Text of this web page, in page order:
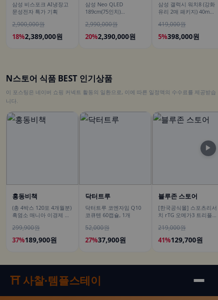
삼성 비스포크 AI냉장고
문성전자 특가 기획
2,900,000원
18%2,389,000원
삼성 Neo QLED
189cm(75인치)
TV
2,990,000원
20%2,390,000원
삼성 갤럭시 워치8 (강화
유리 2매 패키지) 40mm
L320
419,000원
5%398,000원
N스토어 식품 BEST 인기상품
이 포스팅은 네이버 쇼핑 커넥트 활동의 일환으로, 이에 따른 일정액의 수수료를 제공받습
니다.
홍동비책
(총 4박스 120포 4개월분)
흑염소 매니아 이경제 흑
국내산 이경재 30포
15ml, 4개
299,900원
37%189,900원
닥터트루
닥터트루 코엔자임 Q10
코큐텐 60캡슐, 1개
52,000원
27%37,900원
블루존 스토어
[한국공식몰] 스포츠리서
치 rTG 오메가3 트리플
태 180정, 2개
219,000원
41%129,700원
▶
⛩️ 사찰·템플스테이